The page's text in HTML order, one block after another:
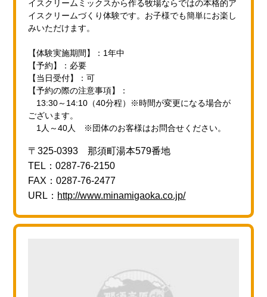
イスクリームミックスから作る牧場ならではの本格的ア
イスクリームづくり体験です。お子様でも簡単にお楽し
みいただけます。
【体験実施期間】：1年中
【予約】：必要
【当日受付】：可
【予約の際の注意事項】：
13:30～14:10（40分程）※時間が変更になる場合が
ございます。
1人～40人 ※団体のお客様はお問合せください。
〒325-0393 那須町湯本579番地
TEL：0287-76-2150
FAX：0287-76-2477
URL： http://www.minamigaoka.co.jp/